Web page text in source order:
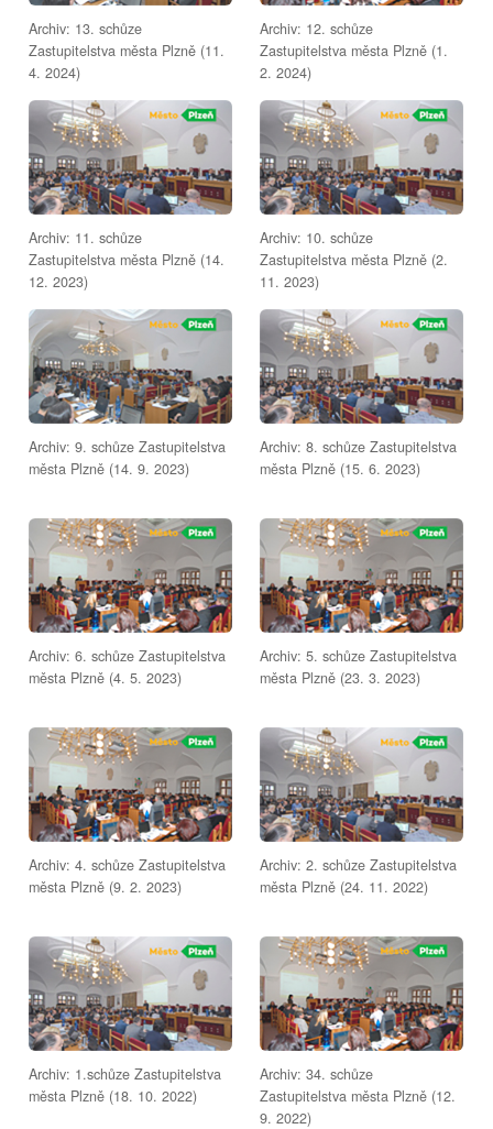
Archiv: 13. schůze
Zastupitelstva města Plzně (11.
4. 2024)
Archiv: 12. schůze
Zastupitelstva města Plzně (1.
2. 2024)
Archiv: 11. schůze
Zastupitelstva města Plzně (14.
12. 2023)
Archiv: 10. schůze
Zastupitelstva města Plzně (2.
11. 2023)
Archiv: 9. schůze Zastupitelstva
města Plzně (14. 9. 2023)
Archiv: 8. schůze Zastupitelstva
města Plzně (15. 6. 2023)
Archiv: 6. schůze Zastupitelstva
města Plzně (4. 5. 2023)
Archiv: 5. schůze Zastupitelstva
města Plzně (23. 3. 2023)
Archiv: 4. schůze Zastupitelstva
města Plzně (9. 2. 2023)
Archiv: 2. schůze Zastupitelstva
města Plzně (24. 11. 2022)
Archiv: 1.schůze Zastupitelstva
města Plzně (18. 10. 2022)
Archiv: 34. schůze
Zastupitelstva města Plzně (12.
9. 2022)